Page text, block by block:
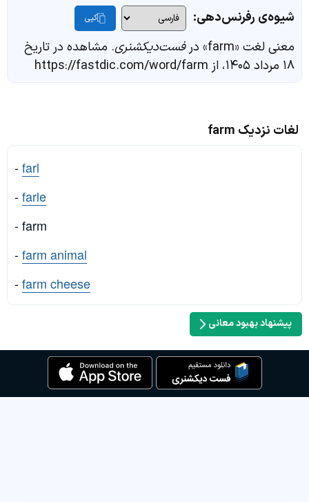
شیوه‌ی رفرنس‌دهی: کپی
معنی لغت «farm» در فست‌دیکشنری. مشاهده در تاریخ
۱۸ مرداد ۱۴۰۵، از https://fastdic.com/word/farm
لغات نزدیک farm
-farl
-farle
- farm
-farm animal
-farm cheese
پیشنهاد بهبود معانی